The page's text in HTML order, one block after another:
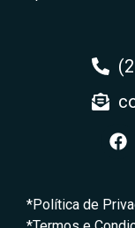
*Política de